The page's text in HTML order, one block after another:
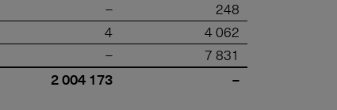
–
248
4
4 062
– 7 831
2 004 173 –